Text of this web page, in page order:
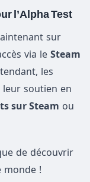
l’Alpha Test
sur
via le Steam
les
soutien en
sur Steam ou
de découvrir
monde !